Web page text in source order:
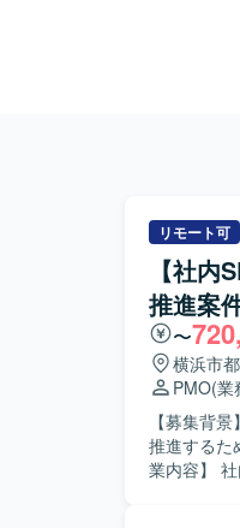
リモート可
【社
推進案
〜
横浜市
PMO(業
【募集背
推進するた
業内容】